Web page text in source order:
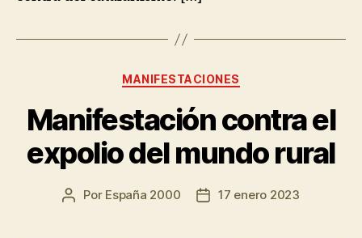
MANIFESTACIONES
Manifestación contra el
expolio del mundo rural
Por España 2000 17 enero 2023